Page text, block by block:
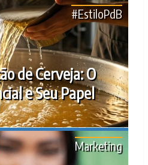
de Cerveja: O
e Seu Papel
#EstiloPdB
Marketing